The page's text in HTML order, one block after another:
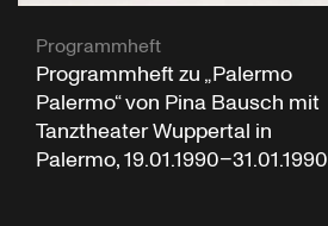
Programmheft
Programmheft zu „Palermo
Palermo“ von Pina Bausch mit
Tanztheater Wuppertal in
Palermo, 19.01.1990–31.01.1990